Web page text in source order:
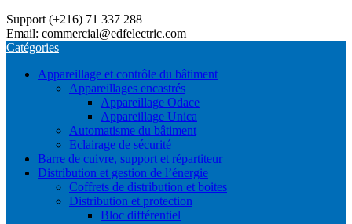
Support (+216) 71 337 288
Email: commercial@edfelectric.com
Catégories
Appareillage et contrôle du bâtiment
Appareillages encastrés
Appareillage Odace
Appareillage Unica
Automatisme du bâtiment
Eclairage de sécurité
Barre de cuivre, support et répartiteur
Distribution et gestion de l’énergie
Coffrets de distribution et boites
Distribution et protection
Bloc différentiel